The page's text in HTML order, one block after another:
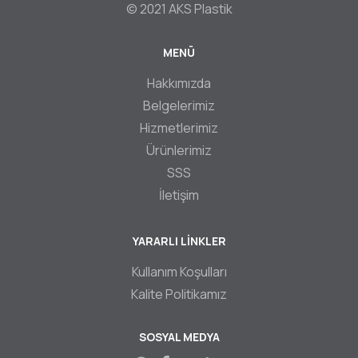
© 2021 AKS Plastik
MENÜ
Hakkımızda
Belgelerimiz
Hizmetlerimiz
Ürünlerimiz
SSS
İletişim
YARARLI LİNKLER
Kullanım Koşulları
Kalite Politikamız
SOSYAL MEDYA